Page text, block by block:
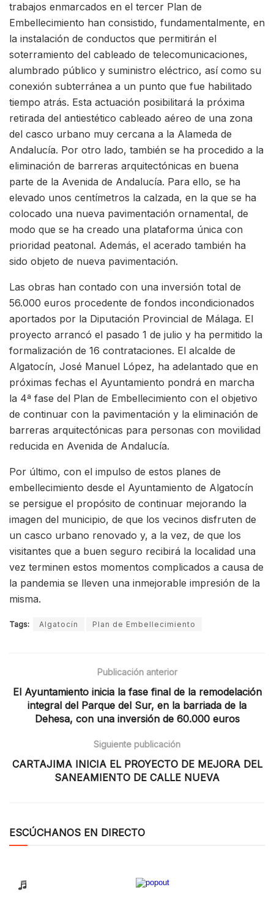
trabajos enmarcados en el tercer Plan de
Embellecimiento han consistido, fundamentalmente, en
la instalación de conductos que permitirán el
soterramiento del cableado de telecomunicaciones,
alumbrado público y suministro eléctrico, así como su
conexión subterránea a un punto que fue habilitado
tiempo atrás. Esta actuación posibilitará la próxima
retirada del antiestético cableado aéreo de una zona
del casco urbano muy cercana a la Alameda de
Andalucía. Por otro lado, también se ha procedido a la
eliminación de barreras arquitectónicas en buena
parte de la Avenida de Andalucía. Para ello, se ha
elevado unos centímetros la calzada, en la que se ha
colocado una nueva pavimentación ornamental, de
modo que se ha creado una plataforma única con
prioridad peatonal. Además, el acerado también ha
sido objeto de nueva pavimentación.
Las obras han contado con una inversión total de
56.000 euros procedente de fondos incondicionados
aportados por la Diputación Provincial de Málaga. El
proyecto arrancó el pasado 1 de julio y ha permitido la
formalización de 16 contrataciones. El alcalde de
Algatocín, José Manuel López, ha adelantado que en
próximas fechas el Ayuntamiento pondrá en marcha
la 4ª fase del Plan de Embellecimiento con el objetivo
de continuar con la pavimentación y la eliminación de
barreras arquitectónicas para personas con movilidad
reducida en Avenida de Andalucía.
Por último, con el impulso de estos planes de
embellecimiento desde el Ayuntamiento de Algatocín
se persigue el propósito de continuar mejorando la
imagen del municipio, de que los vecinos disfruten de
un casco urbano renovado y, a la vez, de que los
visitantes que a buen seguro recibirá la localidad una
vez terminen estos momentos complicados a causa de
la pandemia se lleven una inmejorable impresión de la
misma.
Tags: Algatocín Plan de Embellecimiento
Publicación anterior
El Ayuntamiento inicia la fase final de la remodelación
integral del Parque del Sur, en la barriada de la
Dehesa, con una inversión de 60.000 euros
Siguiente publicación
CARTAJIMA INICIA EL PROYECTO DE MEJORA DEL
SANEAMIENTO DE CALLE NUEVA
ESCÚCHANOS EN DIRECTO